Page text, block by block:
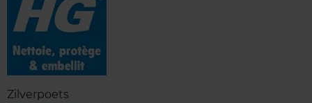
Zilverpoets